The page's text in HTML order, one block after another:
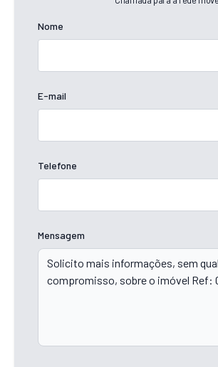
Nome
E-mail
Telefone
Mensagem